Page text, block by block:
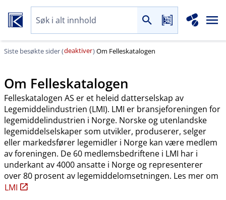
Siste besøkte sider (deaktiver)Om Felleskatalogen
Om Felleskatalogen
Felleskatalogen AS er et heleid datterselskap av
Legemiddelindustrien (LMI). LMI er bransjeforeningen for
legemiddelindustrien i Norge. Norske og utenlandske
legemiddelselskaper som utvikler, produserer, selger
eller markedsfører legemidler i Norge kan være medlem
av foreningen. De 60 medlemsbedriftene i LMI har i
underkant av 4000 ansatte i Norge og representerer
over 80 prosent av legemiddelomsetningen. Les mer om
LMI